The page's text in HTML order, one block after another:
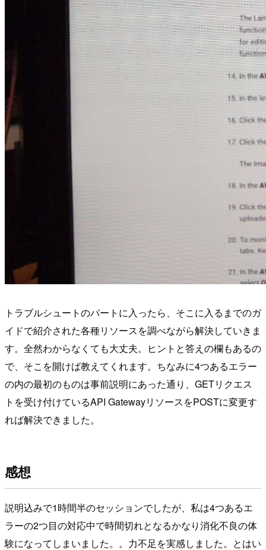
トラブルシュートのパートに入ったら、そこに入るまでのガ
イドで紹介された各種リソースを調べながら解決していきま
す。全然わからなくても大丈夫。ヒントと答えの欄もあるの
で、そこを開けば教えてくれます。ちなみに4つあるエラー
の内の最初のものは事前説明にあった通り、GETリクエス
トを受け付けているAPI GatewayリソースをPOSTに変更す
れば解決できました。
感想
説明込みで1時間半のセッションでしたが、私は4つあるエ
ラーの2つ目の対応中で時間切れとなるかなり消化不良の体
験になってしまいました。。力不足を実感しました。とはい